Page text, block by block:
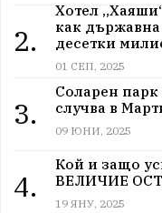
2.
Хотел
как
десетки
01 СЕП, 2025
3.
Соларен парк
случва в
09 ЮНИ, 2025
4.
Кой и защо
ВЕЛИЧИЕ
19 ЯНУ, 2025